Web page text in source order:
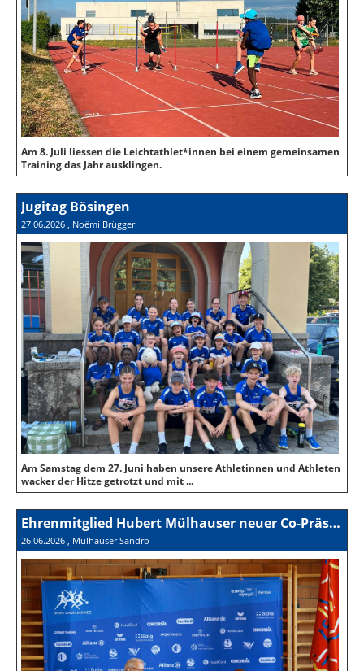
Am 8. Juli liessen die Leichtathlet*innen bei einem gemeinsamen
Training das Jahr ausklingen.
Jugitag Bösingen
27.06.2026 , Noëmi Brügger
Am Samstag dem 27. Juni haben unsere Athletinnen und Athleten
wacker der Hitze getrotzt und mit ...
Ehrenmitglied Hubert Mülhauser neuer Co-Präsident der SUS
26.06.2026 , Mülhauser Sandro